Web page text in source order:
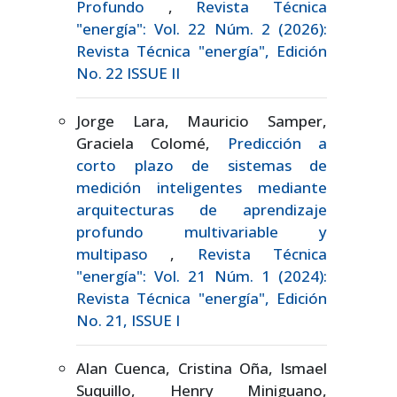
Profundo , Revista Técnica
"energía": Vol. 22 Núm. 2 (2026):
Revista Técnica "energía", Edición
No. 22 ISSUE II
Jorge Lara, Mauricio Samper,
Graciela Colomé,
Predicción a
corto plazo de sistemas de
medición inteligentes mediante
arquitecturas de aprendizaje
profundo multivariable y
multipaso ,
Revista Técnica
"energía": Vol. 21 Núm. 1 (2024):
Revista Técnica "energía", Edición
No. 21, ISSUE I
Alan Cuenca, Cristina Oña, Ismael
Suquillo, Henry Miniguano,